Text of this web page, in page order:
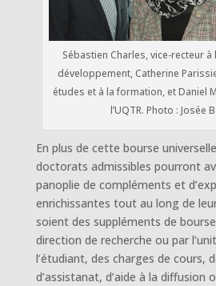
Sébastien Charles, vice-recteur à
développement, Catherine
études et à la formation, et Daniel
l’UQTR. Photo : Josée
En plus de cette bourse
doctorats admissibles pourront
panoplie de compléments et
enrichissantes tout au long de
soient des suppléments de
direction de recherche ou par
l’étudiant, des charges de cours,
d’assistanat, d’aide à la diffusion